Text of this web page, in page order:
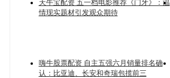
天牛宝配资 五一档电影推荐《门牙》：温
情现实题材引发观众期待
嗨牛股票配资 自主五强六月销量排名确
认：比亚迪、长安和奇瑞包揽前三